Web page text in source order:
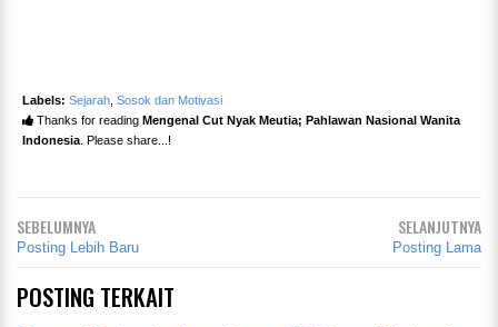
Labels: Sejarah Sosok dan Motivasi
Thanks for reading Mengenal Cut Nyak Meutia; Pahlawan Nasional Wanita
Indonesia . Please share...!
SEBELUMNYA
Posting Lebih Baru
SELANJUTNYA
Posting Lama
POSTING TERKAIT